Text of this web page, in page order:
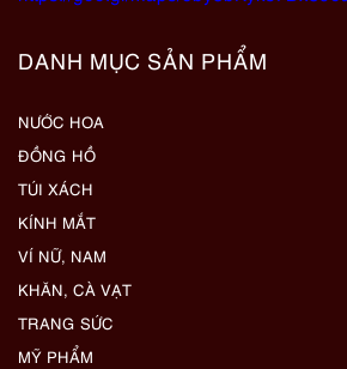
DANH MỤC SẢN PHẨM
NƯỚC HOA
ĐỒNG HỒ
TÚI XÁCH
KÍNH MẮT
VÍ NỮ, NAM
KHĂN, CÀ VẠT
TRANG SỨC
MỸ PHẨM